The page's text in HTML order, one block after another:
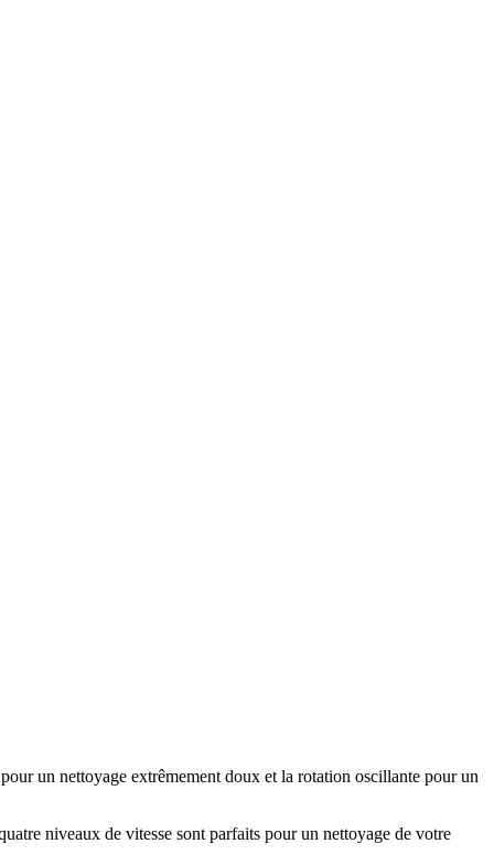
un nettoyage extrêmement doux et la rotation oscillante pour un
niveaux de vitesse sont parfaits pour un nettoyage de votre